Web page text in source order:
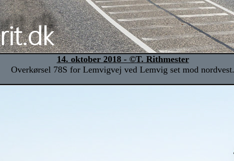
14. oktober 2018 - ©T. Rithmester
Overkørsel 78S for Lemvigvej ved Lemvig set mod nordvest.